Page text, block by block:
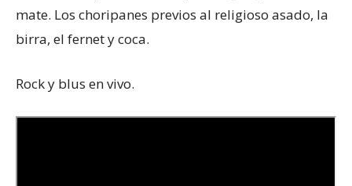
mate. Los choripanes previos al religioso asado, la
birra, el fernet y coca.
Rock y blus en vivo.